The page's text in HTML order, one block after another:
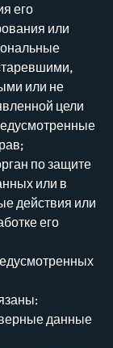
его
или
или не
цели
по защите
или в
действия или
его
данные